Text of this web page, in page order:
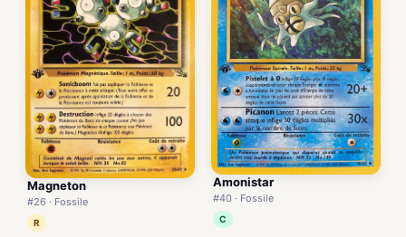
Magneton
#26 · Fossile
R
Amonistar
#40 · Fossile
C